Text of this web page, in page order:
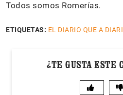
Todos somos Romerías.
ETIQUETAS: EL DIARIO QUE A
¿TE GUSTA ESTE